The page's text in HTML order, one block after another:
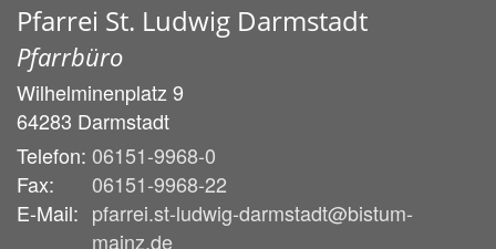
Pfarrei St. Ludwig Darmstadt
Pfarrbüro
Wilhelminenplatz 9
64283 Darmstadt
Telefon: 06151-9968-0
Fax:
06151-9968-22
E-Mail: pfarrei.st-ludwig-darmstadt@bistum-
mainz.de